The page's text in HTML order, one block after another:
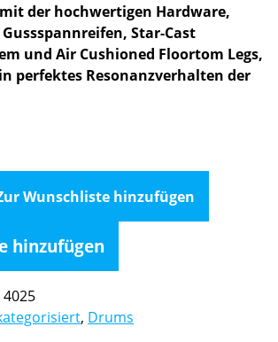
der hochwertigen Hardware,
Star-Cast
und Air Cushioned Floortom Legs,
perfektes Resonanzverhalten der
Wunschliste hinzufügen
hinzufügen
4025
, Drums